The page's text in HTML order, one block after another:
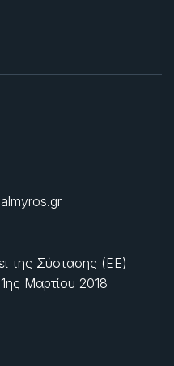
της Σύστασης (ΕΕ)
1ης Μαρτίου 2018